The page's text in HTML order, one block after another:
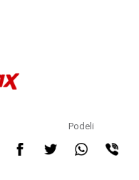
Podeli